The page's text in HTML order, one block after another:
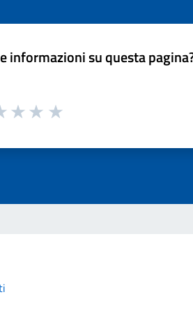
informazioni su questa